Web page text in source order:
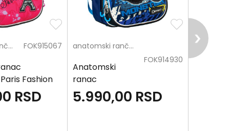
anatomski rančevi FOK915067
Fashion
RSD
anatomski rančevi
FOK914930
Anatomski
ranac
CONNECT -
Monster Race
5.990,00 RSD